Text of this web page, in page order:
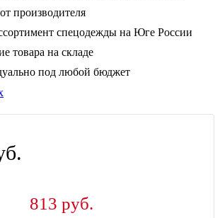
производителя
спецодежды на Юге России
товара на складе
под любой бюджет
813 руб.